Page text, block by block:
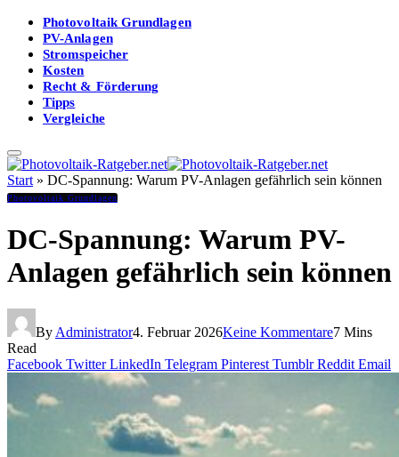
Photovoltaik Grundlagen
PV-Anlagen
Stromspeicher
Kosten
Recht & Förderung
Tipps
Vergleiche
Start » DC-Spannung: Warum PV-Anlagen gefährlich sein können
Photovoltaik Grundlagen
DC-Spannung: Warum PV-
Anlagen gefährlich sein können
By Administrator4. Februar 2026Keine Kommentare7 Mins
Read
Facebook Twitter LinkedIn Telegram Pinterest Tumblr Reddit Email